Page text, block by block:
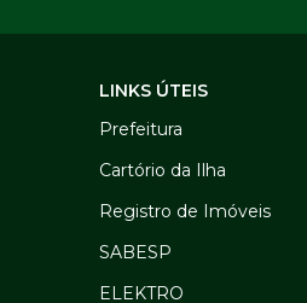
LINKS ÚTEIS
Prefeitura
Cartório da Ilha
Registro de Imóveis
SABESP
ELEKTRO